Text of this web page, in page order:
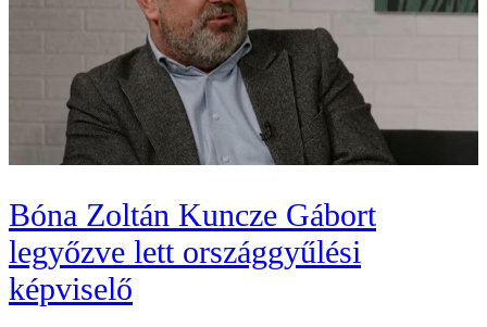
Bóna Zoltán Kuncze Gábort
legyőzve lett országgyűlési
képviselő